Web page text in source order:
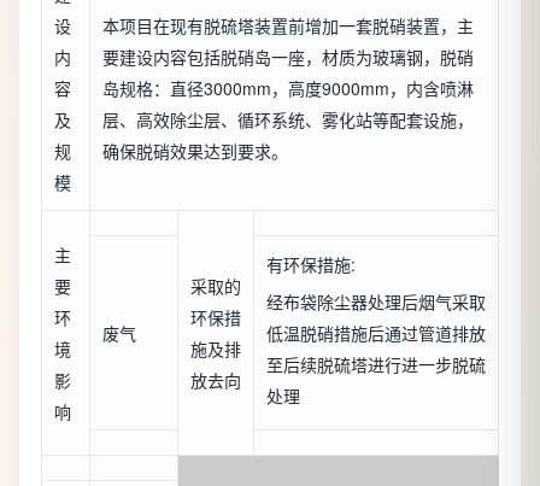
设
内
容
及
规
模
本项目在现有脱硫塔装置前增加一套脱硝装置，主
要建设内容包括脱硝岛一座，材质为玻璃钢，脱硝
岛规格：直径3000mm，高度9000mm，内含喷淋
层、高效除尘层、循环系统、雾化站等配套设施，
确保脱硝效果达到要求。
主
要
环
境
影
响
采取的
环保措
施及排
放去向
废气
有环保措施:
经布袋除尘器处理后烟气采取
低温脱硝措施后通过管道排放
至后续脱硫塔进行进一步脱硫
处理